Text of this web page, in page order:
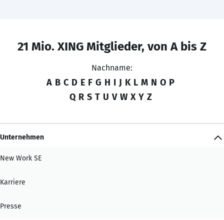
21 Mio. XING Mitglieder, von A bis Z
Nachname:
A B C D E F G H I J K L M N O P
Q R S T U V W X Y Z
Unternehmen
New Work SE
Karriere
Presse